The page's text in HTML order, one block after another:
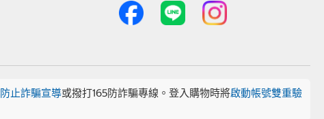
防止詐騙宣導或撥打165防詐騙專線。登入購物時將啟動帳號雙重驗